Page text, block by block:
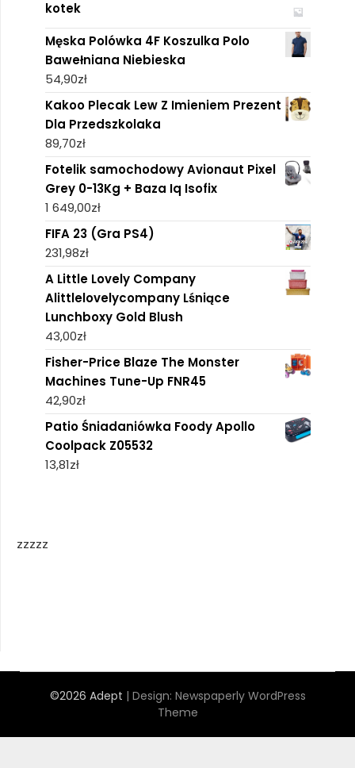
kotek
Męska Polówka 4F Koszulka Polo
Bawełniana Niebieska
54,90zł
Kakoo Plecak Lew Z Imieniem Prezent
Dla Przedszkolaka
89,70zł
Fotelik samochodowy Avionaut Pixel
Grey 0-13Kg + Baza Iq Isofix
1 649,00zł
FIFA 23 (Gra PS4)
231,98zł
A Little Lovely Company
Alittlelovelycompany Lśniące
Lunchboxy Gold Blush
43,00zł
Fisher-Price Blaze The Monster
Machines Tune-Up FNR45
42,90zł
Patio Śniadaniówka Foody Apollo
Coolpack Z05532
13,81zł
zzzzz
©2026 Adept | Design: Newspaperly WordPress
Theme